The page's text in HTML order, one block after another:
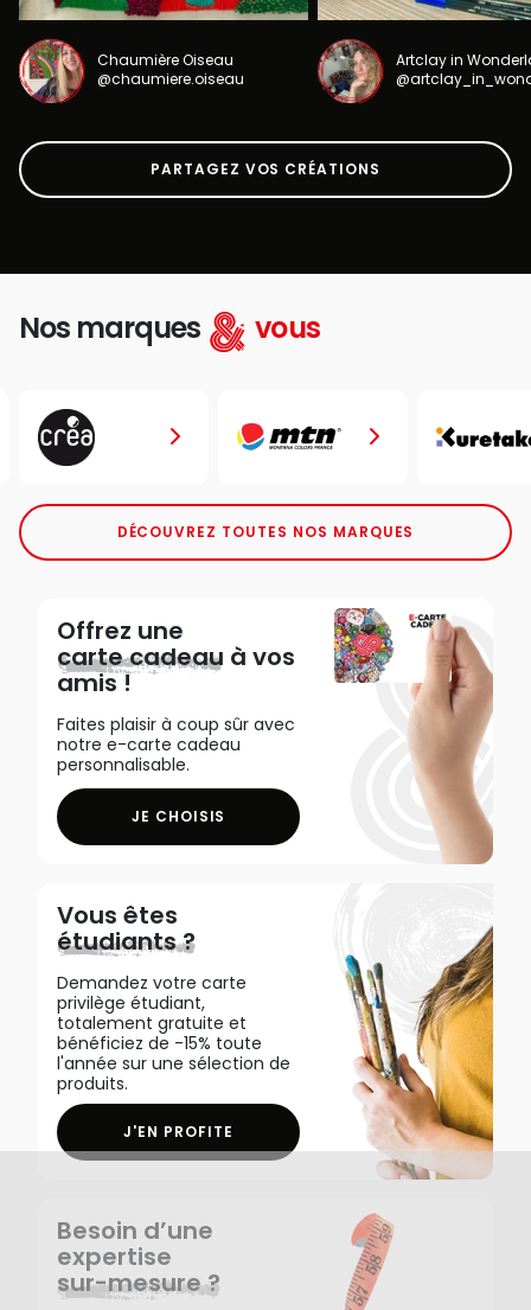
Chaumière Oiseau
@chaumiere.oiseau
Artclay in
PARTAGEZ VOS CRÉATIONS
Nos marques vous
DÉCOUVREZ TOUTES NOS MARQUES
Offrez une
carte cadeau à vos
amis !
Faites plaisir à coup sûr avec
notre e-carte cadeau
personnalisable.
JE CHOISIS
Vous êtes
étudiants ?
Demandez votre carte
privilège étudiant,
totalement gratuite et
bénéficiez de -15% toute
l'année sur une sélection de
produits.
J'EN PROFITE
Besoin d’une
expertise
sur-mesure ?